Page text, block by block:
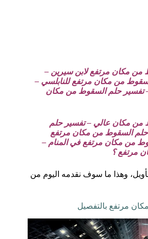
من مكان مرتفع لابن سيرين –
من مكان مرتفع للنابلسي –
تفسير حلم السقوط من مكان
مكان عالي – تفسير حلم
السقوط من مكان مرتفع
من مكان مرتفع في المنام –
مرتفع ؟
وهذا ما سوف نقدمه اليوم من
مرتفع بالتفصيل